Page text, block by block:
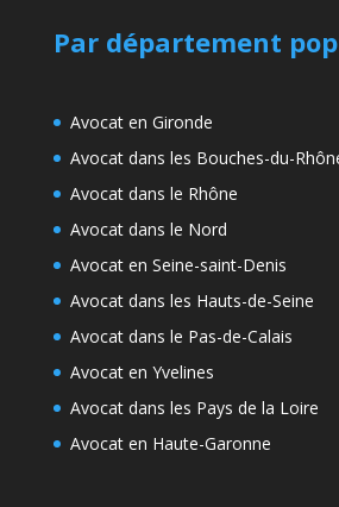
Par département
Avocat en Gironde
Avocat dans les Bouches-du-
Avocat dans le Rhône
Avocat dans le Nord
Avocat en Seine-saint-Denis
Avocat dans les Hauts-de-Seine
Avocat dans le Pas-de-Calais
Avocat en Yvelines
Avocat dans les Pays de la Loire
Avocat en Haute-Garonne